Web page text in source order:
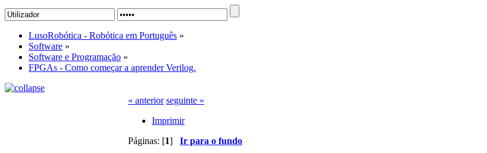
LusoRobótica - Robótica em Português »
Software »
Software e Programação »
FPGAs - Como começar a aprender Verilog.
« anterior seguinte »
Imprimir
Páginas: [1] Ir para o fundo